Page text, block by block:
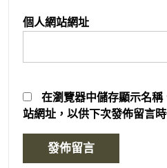
個人網站網址
在瀏覽器中儲存顯示名稱
站網址，以供下次發佈留言時